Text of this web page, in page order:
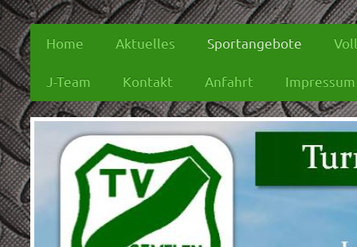
Home Aktuelles Sportangebote
J-Team Kontakt Anfahrt Impressum